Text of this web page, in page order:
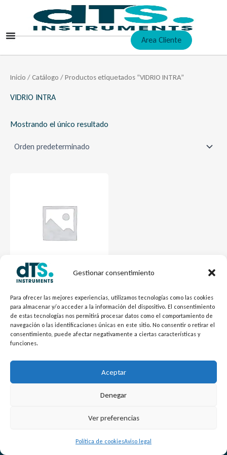
Gestionar consentimiento
Para ofrecer las mejores experiencias, utilizamos tecnologías como las cookies
para almacenar y/o acceder a la información del dispositivo. El consentimiento
de estas tecnologías nos permitirá procesar datos como el comportamiento de
navegación o las identificaciones únicas en este sitio. No consentir o retirar el
consentimiento, puede afectar negativamente a ciertas características y
funciones.
Aceptar
Denegar
Ver preferencias
Política de cookiesAviso legal
contenido
Area Cliente
Inicio /Catálogo / Productos etiquetados “VIDRIO INTRA”
VIDRIO INTRA
Mostrando el único resultado
Mecánica dTSLevel
Indicador de Nivel VIDRIO
INTRA
L
i
n
u